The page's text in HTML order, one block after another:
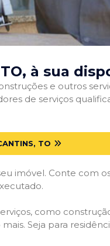
, à sua
e outros
de serviços
TO
imóvel. Conte com
como
Seja para